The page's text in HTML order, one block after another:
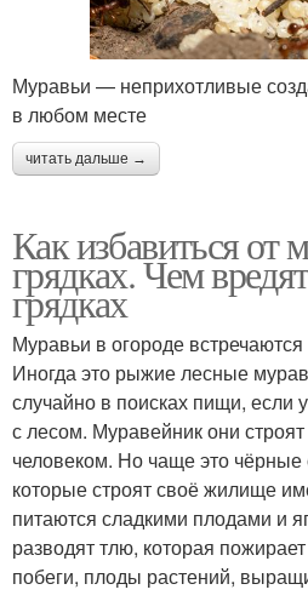
Муравьи — неприхотливые
в любом месте
читать дальше →
Как избавиться от
грядках. Чем
грядках
Муравьи в огороде
Иногда это рыжие лесные
случайно в поисках пищи, если
с лесом. Муравейник они
человеком. Но чаще это
которые строят своё жилище
питаются сладкими плодами и
разводят тлю, которая
побеги, плоды растений,